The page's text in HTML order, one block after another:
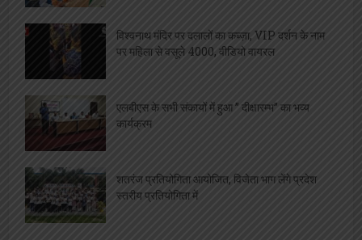
विश्वनाथ मंदिर पर दलालों का कब्ज़ा, VIP दर्शन के नाम
पर महिला से वसूले 4000, वीडियो वायरल
एलबीएस के सभी संकायों में हुआ ” दीक्षारम्भ” का भव्य
कार्यक्रम
शतरंज प्रतियोगिता आयोजित, विजेता भाग लेंगे प्रदेश
स्तरीय प्रतियोगिता में